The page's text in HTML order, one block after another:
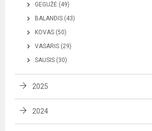
GEGUŽĖ (49)
BALANDIS (43)
KOVAS (50)
VASARIS (29)
SAUSIS (30)
2025
2024